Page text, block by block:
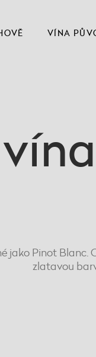
VÍNA
jako Pinot Blanc.
zlatavou